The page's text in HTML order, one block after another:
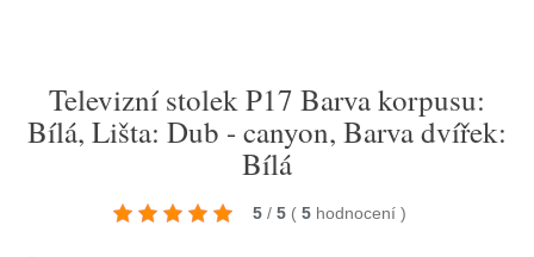
Televizní stolek P17 Barva korpusu:
Bílá, Lišta: Dub - canyon, Barva dvířek:
Bílá
5 / 5 ( 5 hodnocení )